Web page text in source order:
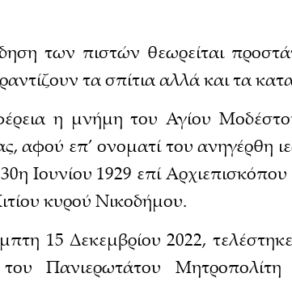
των πιστών θεωρείται
τα σπίτια αλλά και τα
η μνήμη του Αγίου
αφού επ’ ονοματί του ανηγέρθη
Ιουνίου 1929 επί
κυρού Νικοδήμου.
15 Δεκεμβρίου 2022,
του Πανιερωτάτου